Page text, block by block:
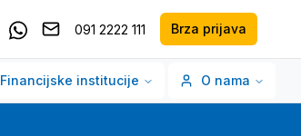
Kontaktirajte nas putem Whatsappa
091 2222 111 Brza prijava
Financijske institucije O nama